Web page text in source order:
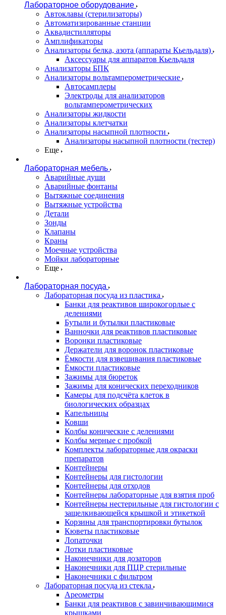
Лабораторное оборудование
Автоклавы (стерилизаторы)
Автоматизированные станции
Аквадистилляторы
Амплификаторы
Анализаторы белка, азота (аппараты Кьельдаля)
Аксессуары для аппаратов Кьельдаля
Анализаторы БПК
Анализаторы вольтамперометрические
Автосамплеры
Электроды для анализаторов
вольтамперометрических
Анализаторы жидкости
Анализаторы клетчатки
Анализаторы насыпной плотности
Анализаторы насыпной плотности (тестер)
Еще
Лабораторная мебель
Аварийные души
Аварийные фонтаны
Вытяжные соединения
Вытяжные устройства
Детали
Зонды
Клапаны
Краны
Моечные устройства
Мойки лабораторные
Еще
Лабораторная посуда
Лабораторная посуда из пластика
Банки для реактивов широкогорлые с
делениями
Бутыли и бутылки пластиковые
Ванночки для реактивов пластиковые
Воронки пластиковые
Держатели для воронок пластиковые
Ёмкости для взвешивания пластиковые
Ёмкости пластиковые
Зажимы для бюреток
Зажимы для конических переходников
Камеры для подсчёта клеток в
биологических образцах
Капельницы
Ковши
Колбы конические с делениями
Колбы мерные с пробкой
Комплекты лабораторные для окраски
препаратов
Контейнеры
Контейнеры для гистологии
Контейнеры для отходов
Контейнеры лабораторные для взятия проб
Контейнеры нестерильные для гистологии с
защелкивающейся крышкой и этикеткой
Корзины для транспортировки бутылок
Кюветы пластиковые
Лопаточки
Лотки пластиковые
Наконечники для дозаторов
Наконечники для ПЦР стерильные
Наконечники с фильтром
Лабораторная посуда из стекла
Ареометры
Банки для реактивов с завинчивающимися
крышками